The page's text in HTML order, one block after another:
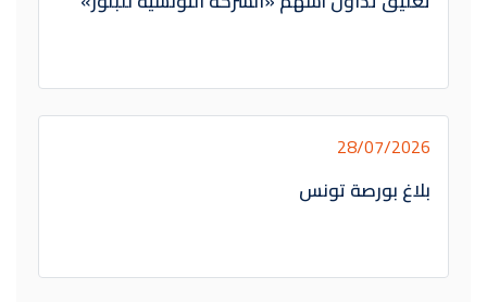
28/07/2026
بلاغ بورصة تونس